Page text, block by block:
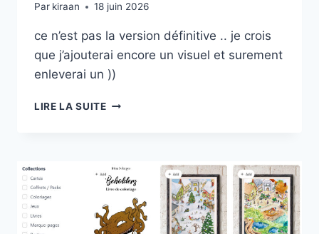
Par kiraan 18 juin 2026
ce n’est pas la version définitive .. je crois
que j’ajouterai encore un visuel et surement
enleverai un ))
LIRE LA SUITELES